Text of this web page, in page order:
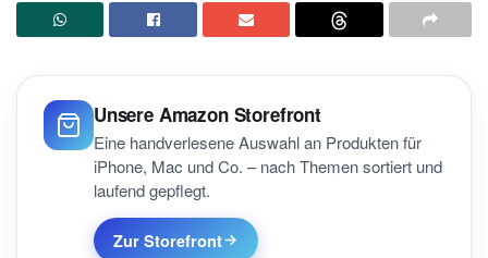
Unsere Amazon Storefront
Eine handverlesene Auswahl an Produkten für
iPhone, Mac und Co. – nach Themen sortiert und
laufend gepflegt.
Zur Storefront